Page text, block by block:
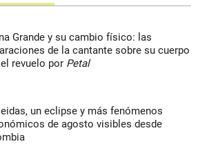
Grande y su cambio físico: las
de la cantante sobre su cuerpo
revuelo por Petal
un eclipse y más fenómenos
de agosto visibles desde